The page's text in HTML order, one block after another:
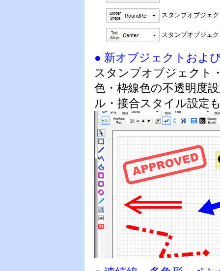
スタンプオブジェ
スタンプオブジェ
● 新オブジェクトおよ
スタンプオブジェクト
色・枠線色の不透明度
ル・接合スタイル設定